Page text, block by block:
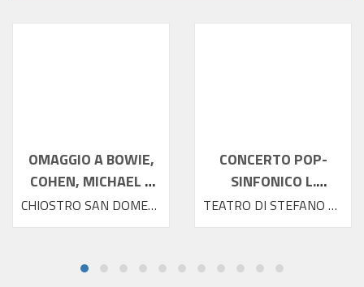
OMAGGIO A BOWIE,
COHEN, MICHAEL E
PRINCE
CHIOSTRO SAN DOMENICO
CONCERTO POP-
SINFONICO L.
SCHILLACI
TEATRO DI STEFANO 2026